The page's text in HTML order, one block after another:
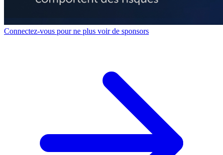
Connectez-vous pour ne plus voir de sponsors